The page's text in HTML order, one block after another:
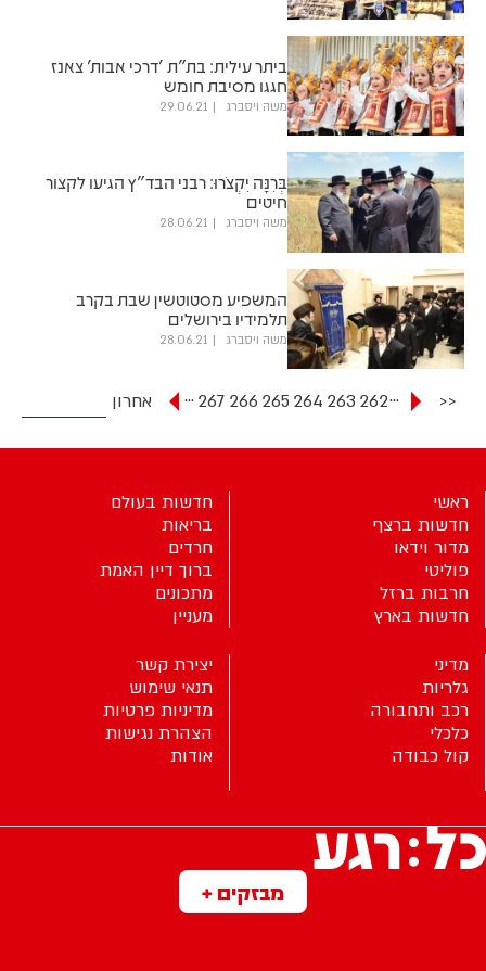
ביתר עילית: בת"ת 'דרכי אבות' צאנז
חגגו מסיבת חומש
משה ויסברג 29.06.21
בְּרִנָּה יִקְצֹרוּ: רבני הבד"ץ הגיעו לקצור
חיטים
משה ויסברג 28.06.21
המשפיע מסטוטשין שבת בקרב
תלמידיו בירושלים
משה ויסברג 28.06.21
<<
...
262
263
264
265
266
267
... אחרון
מבזקים +
ראשי
חדשות ברצף
מדור וידאו
פוליטי
חרבות ברזל
חדשות בארץ
חדשות בעולם
בריאות
חרדים
ברוך דיין האמת
מתכונים
מעניין
מדיני
גלריות
רכב ותחבורה
כלכלי
קול כבודה
יצירת קשר
תנאי שימוש
מדיניות פרטיות
הצהרת נגישות
אודות